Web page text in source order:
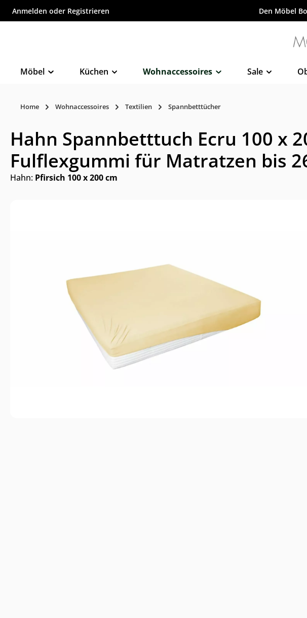
springen
Anmelden oder Registrieren Den Möbel
Möbel Küchen Wohnaccessoires Sale
Home Wohnaccessoires Textilien Spannbetttücher
Hahn Spannbetttuch Ecru 100 x
Fulflexgummi für Matratzen bis
Hahn: Pfirsich 100 x 200 cm